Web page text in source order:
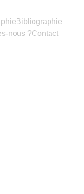
Bibliographie
nous ?Contact